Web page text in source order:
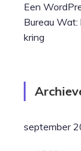
Een
Bureau
kring
september